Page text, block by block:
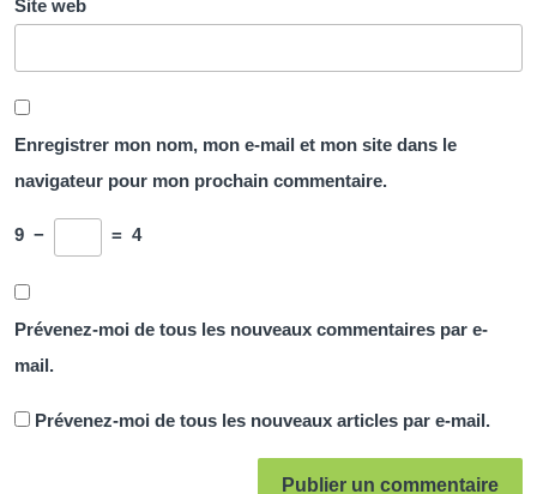
Site web
Enregistrer mon nom, mon e-mail et mon site dans le
navigateur pour mon prochain commentaire.
9 − = 4
Prévenez-moi de tous les nouveaux commentaires par e-
mail.
Prévenez-moi de tous les nouveaux articles par e-mail.